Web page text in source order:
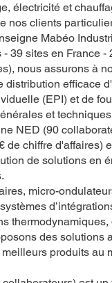
électricité et
nos clients
Mabéo
39 sites en France -
nous assurons à
distribution efficace
(EPI) et de
et
NED (90
de chiffre d'affaires)
de solutions en
micro-
thermodynamiques,
des solutions
produits au